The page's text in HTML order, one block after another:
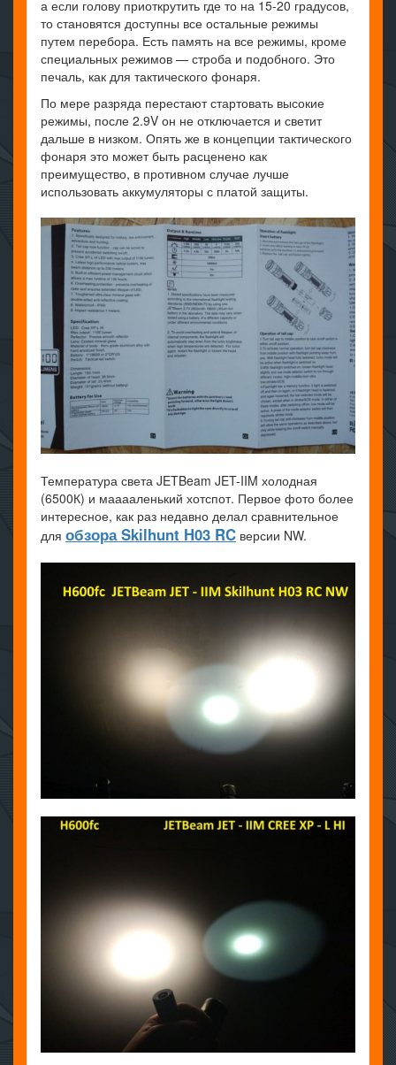
а если голову приоткрутить где то на 15-20 градусов,
то становятся доступны все остальные режимы
путем перебора. Есть память на все режимы, кроме
специальных режимов — строба и подобного. Это
печаль, как для тактического фонаря.
По мере разряда перестают стартовать высокие
режимы, после 2.9V он не отключается и светит
дальше в низком. Опять же в концепции тактического
фонаря это может быть расценено как
преимущество, в противном случае лучше
использовать аккумуляторы с платой защиты.
Температура света JETBeam JET-IIM холодная
(6500К) и мааааленький хотспот. Первое фото более
интересное, как раз недавно делал сравнительное
для обзора Skilhunt H03 RC версии NW.